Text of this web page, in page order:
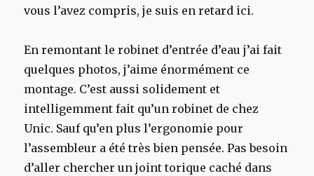
vous l’avez compris, je suis en retard ici.
En remontant le robinet d’entrée d’eau j’ai fait
quelques photos, j’aime énormément ce
montage. C’est aussi solidement et
intelligemment fait qu’un robinet de chez
Unic. Sauf qu’en plus l’ergonomie pour
l’assembleur a été très bien pensée. Pas besoin
d’aller chercher un joint torique caché dans